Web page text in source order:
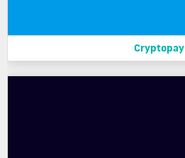
Cryptopay